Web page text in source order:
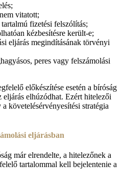
vitatott;
fizetési felszólítás;
kézbesítésre került-e;
eljárás megindításának törvényi
peres vagy felszámolási
előkészítése esetén a bíróság
elhúzódhat. Ezért hitelezői
követelésérvényesítési stratégia
eljárásban
már elrendelte, a hitelezőnek a
tartalommal kell bejelentenie a